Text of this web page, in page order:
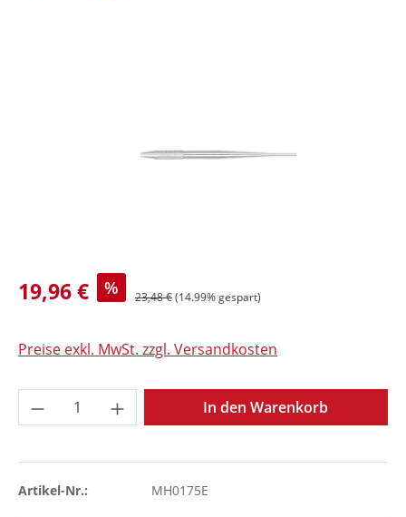
19,96 € % 23,48 €(14.99% gespart)
Preise exkl. MwSt. zzgl. Versandkosten
Produkt Anzahl: Gib den gewünschten
In den Warenkorb
Artikel-Nr.: MH0175E